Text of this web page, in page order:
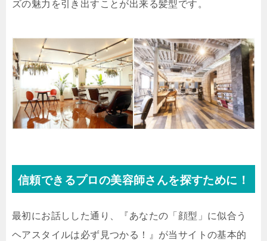
ズの魅力を引き出すことが出来る髪型です。
信頼できるプロの美容師さんを探すために！
最初にお話しした通り、『あなたの「顔型」に似合う
ヘアスタイルは必ず見つかる！』が当サイトの基本的